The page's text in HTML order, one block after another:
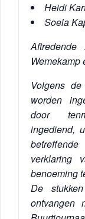
Heidi
Soela
Wemekamp
Volgens
worden
door
ingediend,
verklaring
benoeming
De
ontvangen